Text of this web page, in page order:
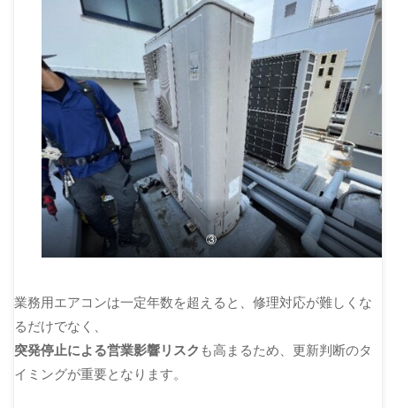
③
業務用エアコンは一定年数を超えると、修理対応が難しくな
るだけでなく、
突発停止による営業影響リスク も高まるため、更新判断のタ
イミングが重要となります。